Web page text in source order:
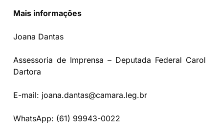
Mais informações
Joana Dantas
Assessoria de Imprensa – Deputada Federal Carol
Dartora
E-mail: joana.dantas@camara.leg.br
WhatsApp: (61) 99943-0022